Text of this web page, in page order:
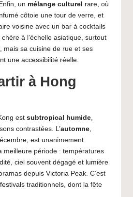
un mélange culturel rare, où
côtoie une tour de verre, et
voisine avec un bar à cocktails
à l’échelle asiatique, surtout
mais sa cuisine de rue et ses
une accessibilité réelle.
à Hong
est subtropical humide,
contrastées. L’automne,
est unanimement
meilleure période : températures
ciel souvent dégagé et lumière
depuis Victoria Peak. C’est
traditionnels, dont la fête